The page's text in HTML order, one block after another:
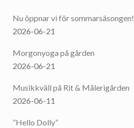
Nu öppnar vi för sommarsäsongen!
2026-06-21
Morgonyoga på gården
2026-06-21
Musikkväll på Rit & Målerigården
2026-06-11
”Hello Dolly”